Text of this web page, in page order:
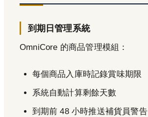
到期日管理系統
OmniCore 的商品管理模組：
每個商品入庫時記錄賞味期限
系統自動計算剩餘天數
到期前 48 小時推送補貨員警告